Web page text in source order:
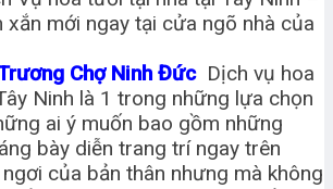
xắn mới ngay tại cửa ngõ nhà của
Chợ Ninh Đức Dịch vụ hoa
Ninh là 1 trong những lựa chọn
ai ý muốn bao gồm những
bày diễn trang trí ngay trên
của bản thân nhưng mà không